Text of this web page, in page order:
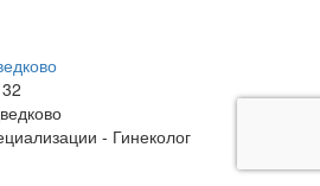
- Гинеколог